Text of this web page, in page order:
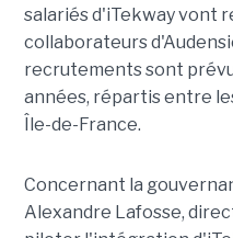
salariés d'iTekway vont
collaborateurs
recrutements sont
années, répartis entre
Île-de-France.
Concernant la
Alexandre Lafosse,